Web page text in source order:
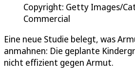
Copyright: Getty Images/
Commercial
Eine neue Studie belegt, was
anmahnen: Die geplante
nicht effizient gegen Armut.